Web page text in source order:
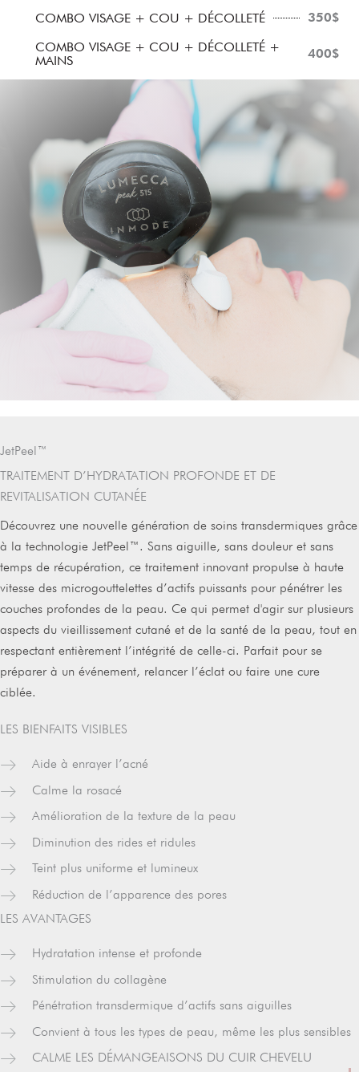
COMBO VISAGE + COU + DÉCOLLETÉ
350$
COMBO VISAGE + COU + DÉCOLLETÉ +
MAINS
400$
JetPeel™
TRAITEMENT D’HYDRATATION PROFONDE ET DE
REVITALISATION CUTANÉE
Découvrez une nouvelle génération de soins transdermiques grâce
à la technologie JetPeel™. Sans aiguille, sans douleur et sans
temps de récupération, ce traitement innovant propulse à haute
vitesse des microgouttelettes d’actifs puissants pour pénétrer les
couches profondes de la peau. Ce qui permet d'agir sur plusieurs
aspects du vieillissement cutané et de la santé de la peau, tout en
respectant entièrement l’intégrité de celle-ci. Parfait pour se
préparer à un événement, relancer l’éclat ou faire une cure
ciblée.
LES BIENFAITS VISIBLES
Aide à enrayer l’acné
Calme la rosacé
Amélioration de la texture de la peau
Diminution des rides et ridules
Teint plus uniforme et lumineux
Réduction de l’apparence des pores
LES AVANTAGES
Hydratation intense et profonde
Stimulation du collagène
Pénétration transdermique d’actifs sans aiguilles
Convient à tous les types de peau, même les plus sensibles
CALME LES DÉMANGEAISONS DU CUIR CHEVELU